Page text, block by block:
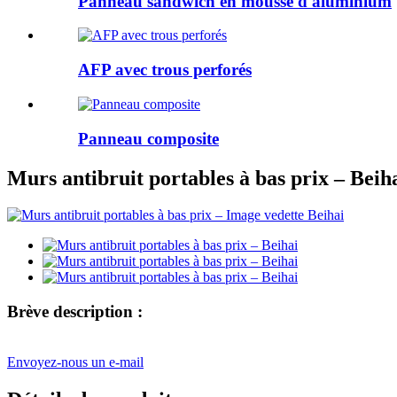
AFP avec trous perforés
Panneau composite
Murs antibruit portables à bas prix –
Brève description :
Envoyez-nous un e-mail